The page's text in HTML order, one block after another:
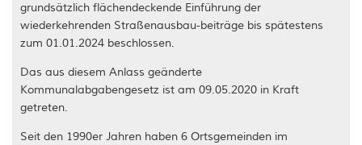
Infobriefe "Neues Entgeltsystem"
Musterrechner
Wahlen
Kurzurlaub im Grünen
Schwimmbäder
Ferienwohnungen & Wohnen auf
Wander- & Gästeführer*innen
grundsätzlich flächendeckende Einführung der
wiederkehrenden Straßenausbau-beiträge bis spätestens
zum 01.01.2024 beschlossen.
Das aus diesem Anlass geänderte
Kommunalabgabengesetz ist am 09.05.2020 in Kraft
getreten.
Seit den 1990er Jahren haben 6 Ortsgemeinden im